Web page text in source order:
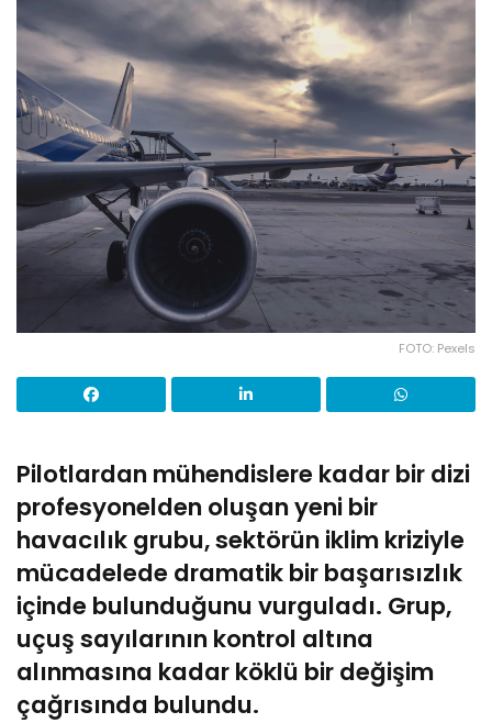
FOTO: Pexels
Pilotlardan mühendislere kadar bir dizi
profesyonelden oluşan yeni bir
havacılık grubu, sektörün iklim kriziyle
mücadelede dramatik bir başarısızlık
içinde bulunduğunu vurguladı. Grup,
uçuş sayılarının kontrol altına
alınmasına kadar köklü bir değişim
çağrısında bulundu.